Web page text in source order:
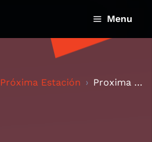
Menu
Próxima Estación Proxima Estacion : Gaspar Claus et Pedro Soler